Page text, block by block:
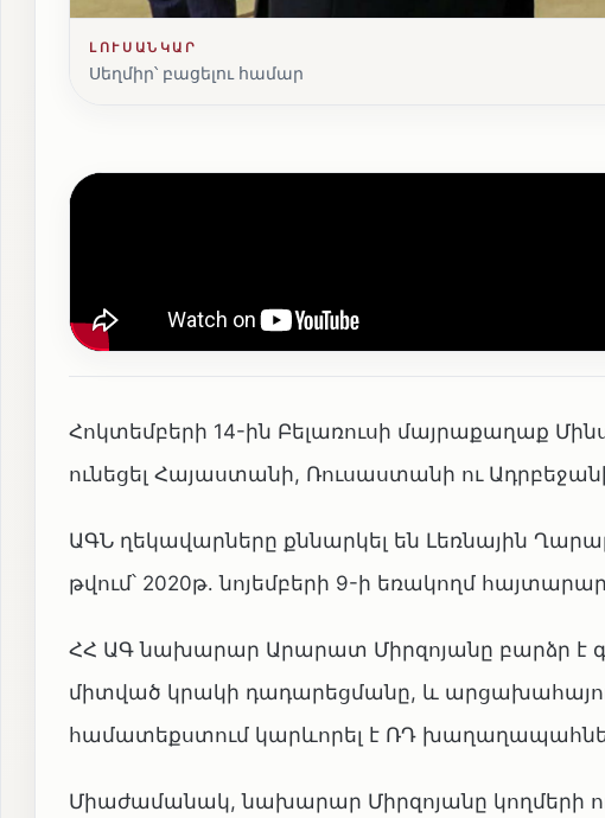
ԼՈՒՍԱՆԿԱՐ
Սեղմիր՝ բացելու համար
Հոկտեմբերի 14-ին Բելառուսի մայրաքաղաք
ունեցել Հայաստանի, Ռուսաստանի ու
ԱԳՆ ղեկավարները քննարկել են Լեռնային
թվում՝ 2020թ․ նոյեմբերի 9-ի եռակողմ
ՀՀ ԱԳ նախարար Արարատ Միրզոյանը բարձր է
միտված կրակի դադարեցմանը, և
համատեքստում կարևորել է ՌԴ
Միաժամանակ, նախարար Միրզոյանը կողմերի